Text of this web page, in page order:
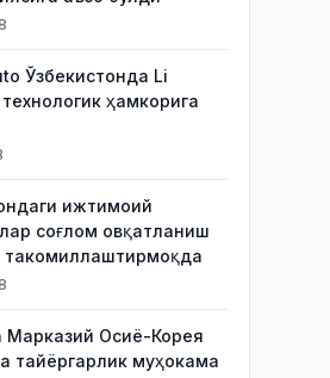
Ўзбекистонда Li
технологик ҳамкорига
ижтимоий
соғлом овқатланиш
такомиллаштирмоқда
Марказий Осиё-Корея
тайёргарлик муҳокама